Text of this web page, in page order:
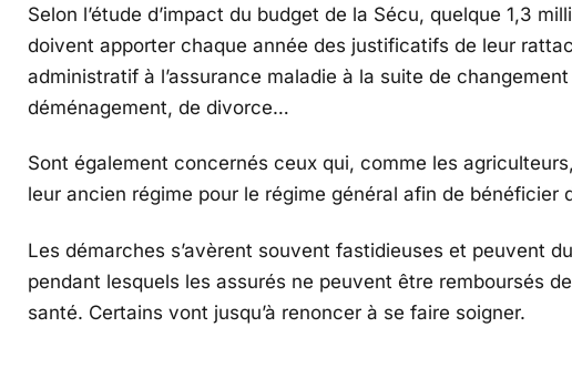
Selon l’étude d’impact du budget de la Sécu, quelque 1,3
doivent apporter chaque année des justificatifs de leur
administratif à l’assurance maladie à la suite de
déménagement, de divorce…
Sont également concernés ceux qui, comme les
leur ancien régime pour le régime général afin de bénéficier
Les démarches s’avèrent souvent fastidieuses et peuvent
pendant lesquels les assurés ne peuvent être remboursés
santé. Certains vont jusqu’à renoncer à se faire soigner.